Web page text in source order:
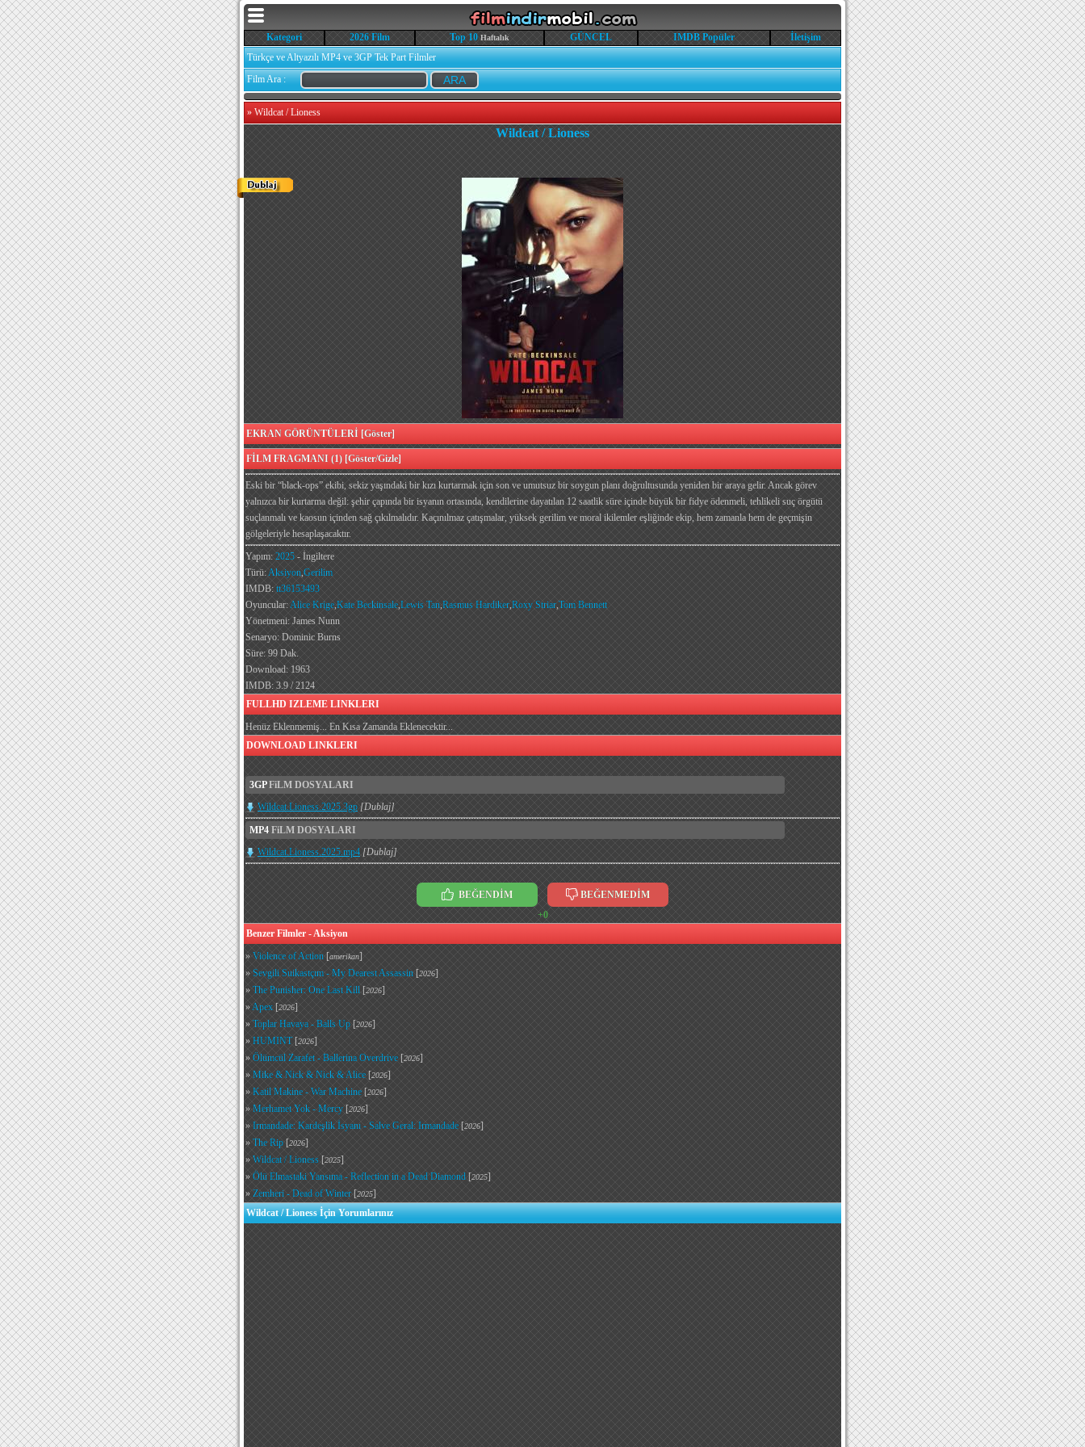
Kategori 2026 Film Top 10 Haftalık GÜNCEL IMDB Popüler
İletişim
Türkçe ve Altyazılı MP4 ve 3GP Tek Part Filmler
Film Ara :
» Wildcat / Lioness
Wildcat / Lioness
EKRAN GÖRÜNTÜLERİ [Göster]
FİLM FRAGMANI (1) [Göster/Gizle]
Eski bir “black-ops” ekibi, sekiz yaşındaki bir kızı kurtarmak için son ve umutsuz bir soygun planı doğrultusunda yeniden bir araya gelir. Ancak görev
yalnızca bir kurtarma değil: şehir çapında bir isyanın ortasında, kendilerine dayatılan 12 saatlik süre içinde büyük bir fidye ödenmeli, tehlikeli suç örgütü
suçlanmalı ve kaosun içinden sağ çıkılmalıdır. Kaçınılmaz çatışmalar, yüksek gerilim ve moral ikilemler eşliğinde ekip, hem zamanla hem de geçmişin
gölgeleriyle hesaplaşacaktır.
Yapım: 2025 - İngiltere
Türü:Aksiyon,Gerilim
IMDB: tt36153493
Oyuncular:Alice Krige,Kate Beckinsale,Lewis Tan,Rasmus Hardiker,Roxy Striar,Tom Bennett
Yönetmeni: James Nunn
Senaryo: Dominic Burns
Süre: 99 Dak.
Download: 1963
IMDB: 3.9 / 2124
FULLHD IZLEME LINKLERI
Henüz Eklenmemiş... En Kısa Zamanda Eklenecektir...
DOWNLOAD LINKLERI
3GPFiLM DOSYALARI
Wildcat.Lioness.2025.3gp [Dublaj]
MP4 FiLM DOSYALARI
Wildcat.Lioness.2025.mp4 [Dublaj]
BEĞENDİM
BEĞENMEDİM
+0
Benzer Filmler - Aksiyon
» Violence of Action [amerikan]
» Sevgili Suikastçım - My Dearest Assassin [2026]
» The Punisher: One Last Kill [2026]
»Apex [2026]
» Toplar Havaya - Balls Up [2026]
» HUMINT[2026]
» Ölümcül Zarafet - Ballerina Overdrive [2026]
» Mike & Nick & Nick & Alice [2026]
» Katil Makine - War Machine [2026]
» Merhamet Yok - Mercy [2026]
» Irmandade: Kardeşlik İsyanı - Salve Geral: Irmandade [2026]
» The Rip [2026]
» Wildcat / Lioness [2025]
» Ölü Elmastaki Yansıma - Reflection in a Dead Diamond [2025]
» Zemheri - Dead of Winter [2025]
Wildcat / Lioness İçin Yorumlarınız